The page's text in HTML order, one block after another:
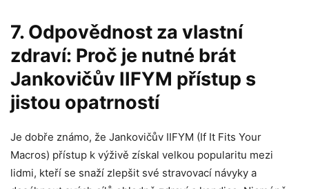
7. Odpovědnost za vlastní
zdraví: Proč je nutné brát
Jankovičův IIFYM přístup s
jistou opatrností
Je dobře známo, že Jankovičův IIFYM (If It Fits Your
Macros) přístup k výživě získal velkou popularitu mezi
lidmi, kteří se snaží zlepšit své stravovací návyky a